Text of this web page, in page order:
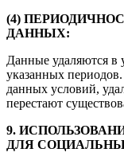
(4)
ДАННЫХ:
Данные удаляются в
указанных
данных условий,
перестают
9.
ДЛЯ